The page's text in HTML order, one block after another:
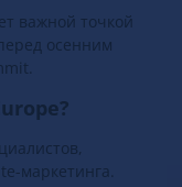
важной точкой
осенним
маркетинга.